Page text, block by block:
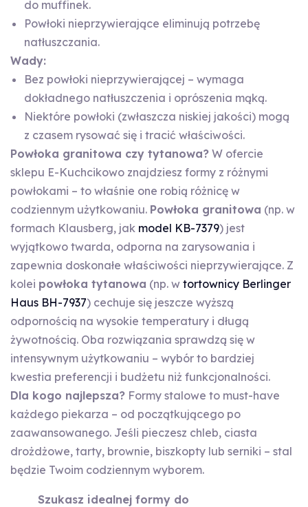
do muffinek.
Powłoki nieprzywierające eliminują potrzebę
natłuszczania.
Wady:
Bez powłoki nieprzywierającej – wymaga
dokładnego natłuszczenia i oprószenia mąką.
Niektóre powłoki (zwłaszcza niskiej jakości) mogą
z czasem rysować się i tracić właściwości.
Powłoka granitowa czy tytanowa? W ofercie
sklepu E-Kuchcikowo znajdziesz formy z różnymi
powłokami – to właśnie one robią różnicę w
codziennym użytkowaniu. Powłoka granitowa (np. w
formach Klausberg, jak model KB-7379) jest
wyjątkowo twarda, odporna na zarysowania i
zapewnia doskonałe właściwości nieprzywierające. Z
kolei powłoka tytanowa (np. w tortownicy Berlinger
Haus BH-7937) cechuje się jeszcze wyższą
odpornością na wysokie temperatury i długą
żywotnością. Oba rozwiązania sprawdzą się w
intensywnym użytkowaniu – wybór to bardziej
kwestia preferencji i budżetu niż funkcjonalności.
Dla kogo najlepsza? Formy stalowe to must-have
każdego piekarza – od początkującego po
zaawansowanego. Jeśli pieczesz chleb, ciasta
drożdżowe, tarty, brownie, biszkopty lub serniki – stal
będzie Twoim codziennym wyborem.
Szukasz idealnej formy do